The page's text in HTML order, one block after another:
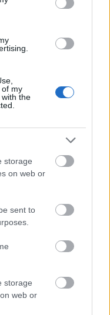
of my
the
storage
on web or
sent to
storage
web or